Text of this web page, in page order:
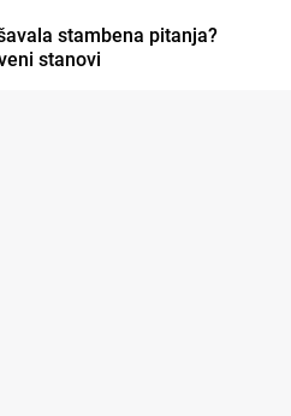
stambena pitanja?
stanovi